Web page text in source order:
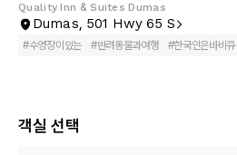
Quality Inn & Suites Dumas
Dumas, 501 Hwy 65 S
#수영장이있는 #반려동물과여행 #한국인은바비큐
객실 선택